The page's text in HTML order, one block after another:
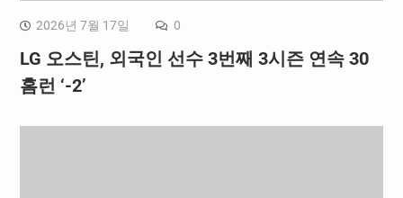
2026년 7월 17일 0
LG 오스틴, 외국인 선수 3번째 3시즌 연속 30
홈런 ‘-2’